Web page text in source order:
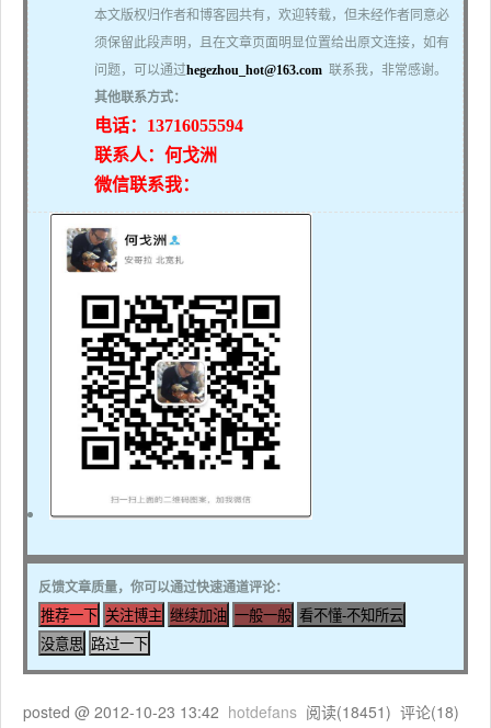
本文版权归作者和博客园共有，欢迎转载，但未经作者同意必
须保留此段声明，且在文章页面明显位置给出原文连接，如有
问题，可以通过hegezhou_hot@163.com 联系我，非常感谢。
其他联系方式：
电话：13716055594
联系人：何戈洲
微信联系我：
反馈文章质量，你可以通过快速通道评论：
posted @ 2012-10-23 13:42 hotdefans 阅读(18451) 评论(18)